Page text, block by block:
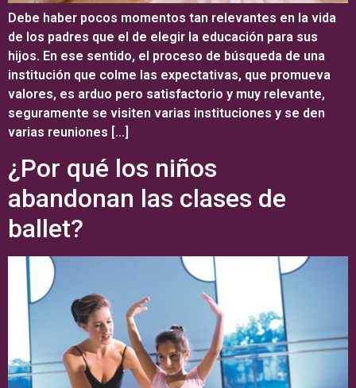
Debe haber pocos momentos tan relevantes en la vida
de los padres que el de elegir la educación para sus
hijos. En ese sentido, el proceso de búsqueda de una
institución que colme las expectativas, que promueva
valores, es arduo pero satisfactorio y muy relevante,
seguramente se visiten varias instituciones y se den
varias reuniones […]
¿Por qué los niños
abandonan las clases de
ballet?